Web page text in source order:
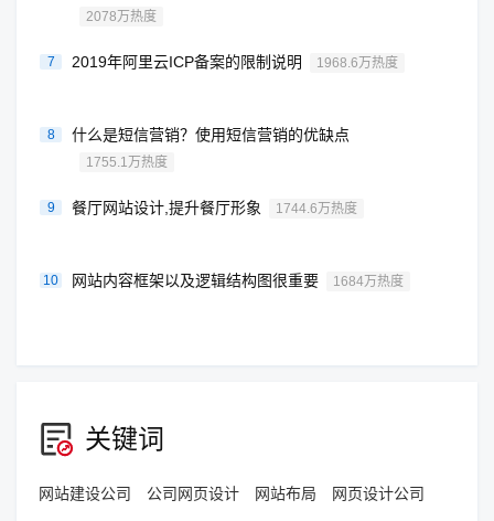
2078万热度
7 2019年阿里云ICP备案的限制说明 1968.6万热度
8 什么是短信营销？使用短信营销的优缺点
1755.1万热度
9 餐厅网站设计,提升餐厅形象 1744.6万热度
10 网站内容框架以及逻辑结构图很重要 1684万热度
关键词
网站建设公司 公司网页设计 网站布局 网页设计公司